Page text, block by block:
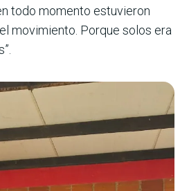
todo momento estuvieron
movimiento. Porque solos era